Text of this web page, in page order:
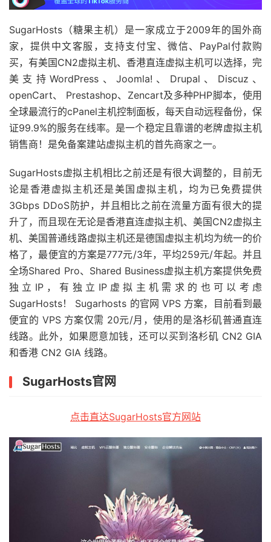
SugarHosts（糖果主机）是一家成立于2009年的国外商
家，提供中文客服，支持支付宝、微信、PayPal付款购
买，有美国CN2虚拟主机、香港直连虚拟主机可以选择，完
美支持WordPress、Joomla!、Drupal、Discuz、
openCart、 Prestashop、Zencart及多种PHP脚本，使用
全球最流行的cPanel主机控制面板，每天自动远程备份，保
证99.9%的服务在线率。是一个稳定且靠谱的老牌虚拟主机
销售商！是免备案建站虚拟主机的首先商家之一。
SugarHosts虚拟主机相比之前还是有很大调整的，目前无
论是香港虚拟主机还是美国虚拟主机，均为已免费提供
3Gbps DDoS防护，并且相比之前在流量方面有很大的提
升了，而且现在无论是香港直连虚拟主机、美国CN2虚拟主
机、美国普通线路虚拟主机还是德国虚拟主机均为统一的价
格了，最便宜的方案是777元/3年，平均259元/年起。并且
全场Shared Pro、Shared Business虚拟主机方案提供免费
独立IP，有独立IP虚拟主机需求的也可以考虑
SugarHosts！ Sugarhosts 的官网 VPS 方案，目前看到最
便宜的 VPS 方案仅需 20元/月，使用的是洛杉矶普通直连
线路。此外，如果愿意加钱，还可以买到洛杉矶 CN2 GIA
和香港 CN2 GIA 线路。
SugarHosts官网
点击直达SugarHosts官方网站